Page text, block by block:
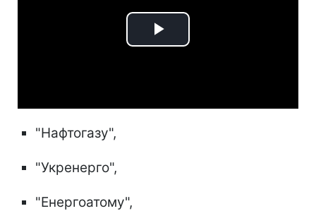
Play
"Нафтогазу",
"Укренерго",
"Енергоатому",